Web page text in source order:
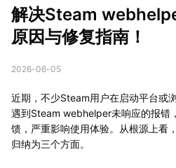
解决Steam
原因与修复指南！
2026-06-05
近期，不少Steam用户在启动平台或
遇到Steam webhelper未响应的报错
馈，严重影响使用体验。从根源上看
归纳为三个方面。